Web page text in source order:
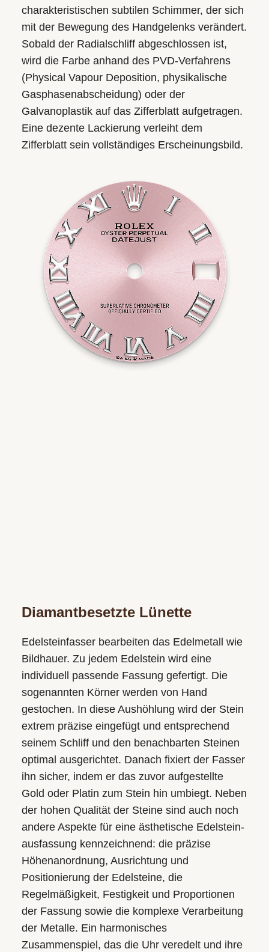
charakteristischen subtilen Schimmer, der sich
mit der Bewegung des Handgelenks verändert.
Sobald der Radialschliff abgeschlossen ist,
wird die Farbe anhand des PVD-Verfahrens
(Physical Vapour Deposition, physikalische
Gasphasen­abscheidung) oder der
Galvanoplastik auf das Zifferblatt aufgetragen.
Eine dezente Lackierung verleiht dem
Zifferblatt sein vollständiges Erscheinungsbild.
Diamantbesetzte Lünette
Edelsteinfasser bearbeiten das Edelmetall wie
Bildhauer. Zu jedem Edelstein wird eine
individuell passende Fassung gefertigt. Die
sogenannten Körner werden von Hand
gestochen. In diese Aushöhlung wird der Stein
extrem präzise eingefügt und entsprechend
seinem Schliff und den benachbarten Steinen
optimal ausgerichtet. Danach fixiert der Fasser
ihn sicher, indem er das zuvor aufgestellte
Gold oder Platin zum Stein hin umbiegt. Neben
der hohen Qualität der Steine sind auch noch
andere Aspekte für eine ästhetische Edelstein­
ausfassung kennzeichnend: die präzise
Höhen­anordnung, Ausrichtung und
Positionierung der Edelsteine, die
Regelmäßigkeit, Festigkeit und Proportionen
der Fassung sowie die komplexe Verarbeitung
der Metalle. Ein harmonisches
Zusammenspiel, das die Uhr veredelt und ihre